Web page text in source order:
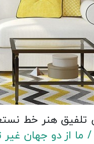
هنر خط
از دو جهان